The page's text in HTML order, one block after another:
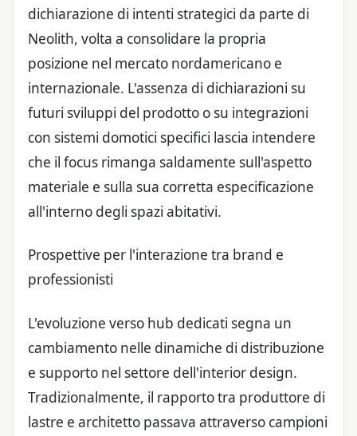
dichiarazione di intenti strategici da parte di
Neolith, volta a consolidare la propria
posizione nel mercato nordamericano e
internazionale. L'assenza di dichiarazioni su
futuri sviluppi del prodotto o su integrazioni
con sistemi domotici specifici lascia intendere
che il focus rimanga saldamente sull'aspetto
materiale e sulla sua corretta especificazione
all'interno degli spazi abitativi.
Prospettive per l'interazione tra brand e
professionisti
L'evoluzione verso hub dedicati segna un
cambiamento nelle dinamiche di distribuzione
e supporto nel settore dell'interior design.
Tradizionalmente, il rapporto tra produttore di
lastre e architetto passava attraverso campioni